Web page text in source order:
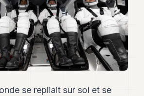
se repliait sur soi et se